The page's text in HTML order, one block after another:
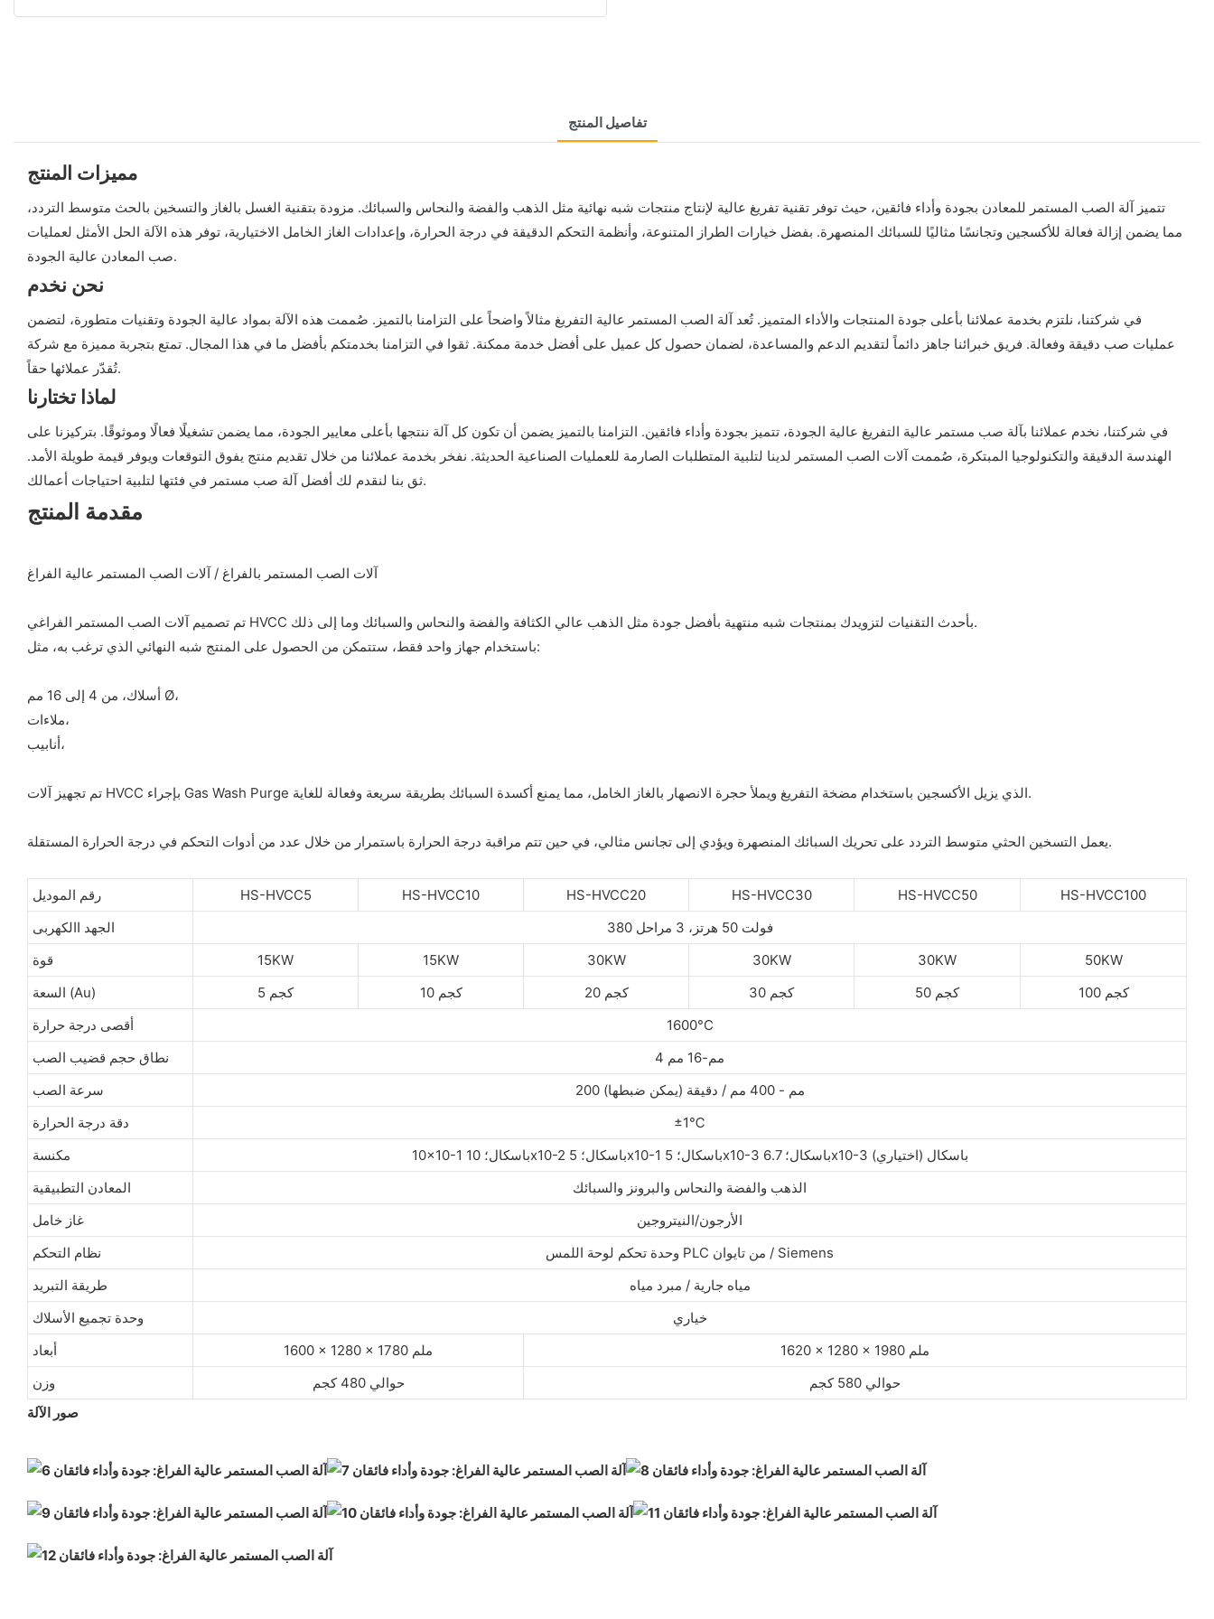
تفاصيل المنتج
مميزات المنتج
تتميز آلة الصب المستمر للمعادن بجودة وأداء فائقين، حيث توفر تقنية تفريغ عالية لإنتاج منتجات شبه نهائية مثل الذهب والفضة والنحاس والسبائك. مزودة بتقنية الغسل بالغاز والتسخين بالحث متوسط ​​التردد،
مما يضمن إزالة فعالة للأكسجين وتجانسًا مثاليًا للسبائك المنصهرة. بفضل خيارات الطراز المتنوعة، وأنظمة التحكم الدقيقة في درجة الحرارة، وإعدادات الغاز الخامل الاختيارية، توفر هذه الآلة الحل الأمثل لعمليات
صب المعادن عالية الجودة.
نحن نخدم
في شركتنا، نلتزم بخدمة عملائنا بأعلى جودة المنتجات والأداء المتميز. تُعد آلة الصب المستمر عالية التفريغ مثالاً واضحاً على التزامنا بالتميز. صُممت هذه الآلة بمواد عالية الجودة وتقنيات متطورة، لتضمن
عمليات صب دقيقة وفعالة. فريق خبرائنا جاهز دائماً لتقديم الدعم والمساعدة، لضمان حصول كل عميل على أفضل خدمة ممكنة. ثقوا في التزامنا بخدمتكم بأفضل ما في هذا المجال. تمتع بتجربة مميزة مع شركة
تُقدّر عملائها حقاً.
لماذا تختارنا
في شركتنا، نخدم عملائنا بآلة صب مستمر عالية التفريغ عالية الجودة، تتميز بجودة وأداء فائقين. التزامنا بالتميز يضمن أن تكون كل آلة ننتجها بأعلى معايير الجودة، مما يضمن تشغيلًا فعالًا وموثوقًا. بتركيزنا على
الهندسة الدقيقة والتكنولوجيا المبتكرة، صُممت آلات الصب المستمر لدينا لتلبية المتطلبات الصارمة للعمليات الصناعية الحديثة. نفخر بخدمة عملائنا من خلال تقديم منتج يفوق التوقعات ويوفر قيمة طويلة الأمد.
ثق بنا لنقدم لك أفضل آلة صب مستمر في فئتها لتلبية احتياجات أعمالك.
مقدمة المنتج
آلات الصب المستمر بالفراغ / آلات الصب المستمر عالية الفراغ
تم تصميم آلات الصب المستمر الفراغي HVCC بأحدث التقنيات لتزويدك بمنتجات شبه منتهية بأفضل جودة مثل الذهب عالي الكثافة والفضة والنحاس والسبائك وما إلى ذلك.
باستخدام جهاز واحد فقط، ستتمكن من الحصول على المنتج شبه النهائي الذي ترغب به، مثل:
أسلاك، من 4 إلى 16 مم Ø،
ملاءات،
أنابيب،
تم تجهيز آلات HVCC بإجراء Gas Wash Purge الذي يزيل الأكسجين باستخدام مضخة التفريغ ويملأ حجرة الانصهار بالغاز الخامل، مما يمنع أكسدة السبائك بطريقة سريعة وفعالة للغاية.
يعمل التسخين الحثي متوسط ​​التردد على تحريك السبائك المنصهرة ويؤدي إلى تجانس مثالي، في حين تتم مراقبة درجة الحرارة باستمرار من خلال عدد من أدوات التحكم في درجة الحرارة المستقلة.
رقم الموديل HS-HVCC5 HS-HVCC10 HS-HVCC20 HS-HVCC30 HS-HVCC50
HS-HVCC100
الجهد االكهربى
380 فولت 50 هرتز، 3 مراحل
قوة
15KW 15KW 30KW 30KW 30KW
50KW
السعة (Au)
5 كجم 10 كجم 20 كجم 30 كجم 50 كجم
100 كجم
أقصى درجة حرارة
1600°C
نطاق حجم قضيب الصب
4 مم-16 مم
سرعة الصب
200 مم - 400 مم / دقيقة (يمكن ضبطها)
دقة درجة الحرارة
±1℃
مكنسة
10x10-1 باسكال؛ 10x10-2 باسكال؛ 5x10-1 باسكال؛ 5x10-3 باسكال؛ 6.7x10-3 باسكال (اختياري)
المعادن التطبيقية
الذهب والفضة والنحاس والبرونز والسبائك
غاز خامل
الأرجون/النيتروجين
نظام التحكم
وحدة تحكم لوحة اللمس PLC من تايوان / Siemens
طريقة التبريد
مياه جارية / مبرد مياه
وحدة تجميع الأسلاك
خياري
أبعاد
1600 × 1280 × 1780 ملم
1620 × 1280 × 1980 ملم
وزن
حوالي 480 كجم
حوالي 580 كجم
صور الآلة